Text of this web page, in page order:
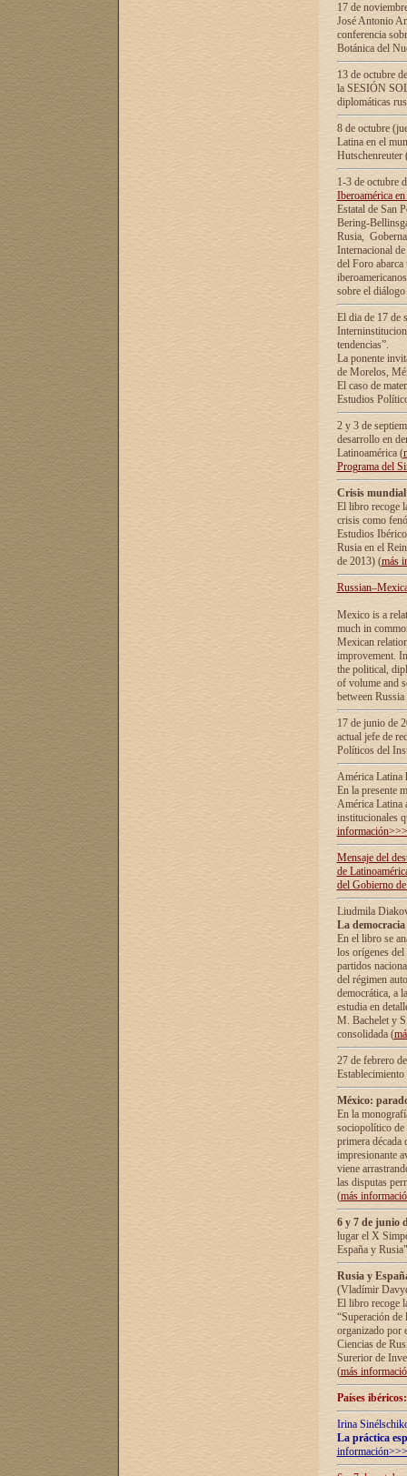
17 de
José Antonio
conferencia
Botánica del
13 de octubre
la SESIÓN
diplomáticas
8 de octubre
Latina en el
1-3 de octubre
Iberoamérica
Estatal de San
Bering-
Rusia,
Internacional
del Foro
sobre el
El dia de 17 de
tendencias”.
La ponente
de Morelos,
El caso de
Estudios
2 y 3 de
desarrollo en
Latinoamérica (
Programa del
Crisis
El libro recoge
crisis como
Estudios
Rusia en el
de 2013) (más
Mexico is a
much in
Mexican
improvement.
the political,
of volume and
between
17 de junio de
actual jefe de
Políticos del
América Latina
En la presente
América Latina
institucionales
información>>>
Mensaje del
de
del Gobierno
Liudmila
La
En el libro se
los orígenes
partidos
del régimen
democrática, а
estudia en
М. Bachelet у
consolidada (
27 de febrero
México:
En la
sociopolítico de
primera década
impresionante
viene
las disputas
(más
6 y 7 de junio
lugar el X
España y
Rusia y
(Vladímir
El libro recoge
“Superación
organizado por
Ciencias de
Surerior de
(más
Países
Irina
La práctica
información>>>